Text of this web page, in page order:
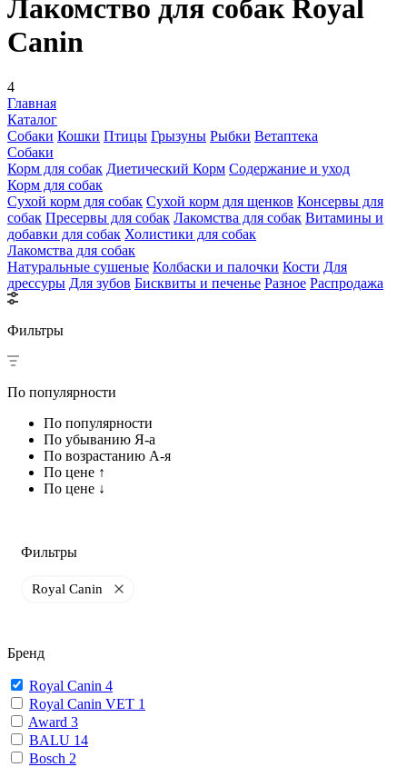
Лакомство для собак Royal
Canin
4
Главная
Каталог
Собаки Кошки Птицы Грызуны Рыбки Ветаптека
Собаки
Корм для собак Диетический Корм Содержание и уход
Корм для собак
Сухой корм для собак Сухой корм для щенков Консервы для
собак Пресервы для собак Лакомства для собак Витамины и
добавки для собак Холистики для собак
Лакомства для собак
Натуральные сушеные Колбаски и палочки Кости Для
дрессуры Для зубов Бисквиты и печенье Разное Распродажа
Фильтры
По популярности
По популярности
По убыванию Я-а
По возрастанию А-я
По цене ↑
По цене ↓
Фильтры
Royal Canin
Бренд
Royal Canin 4
Royal Canin VET 1
Award 3
BALU 14
Bosch 2